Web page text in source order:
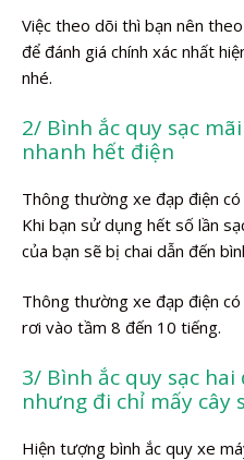
Việc theo dõi thì bạn nên
để đánh giá chính xác nhất
nhé.
2/ Bình ắc quy sạc
nhanh hết điện
Thông thường xe đạp điện
Khi bạn sử dụng hết số lần
của bạn sẽ bị chai dẫn đến
Thông thường xe đạp điện
rơi vào tầm 8 đến 10 tiếng.
3/ Bình ắc quy sạc
nhưng đi chỉ mấy cây
Hiện tượng bình ắc quy xe